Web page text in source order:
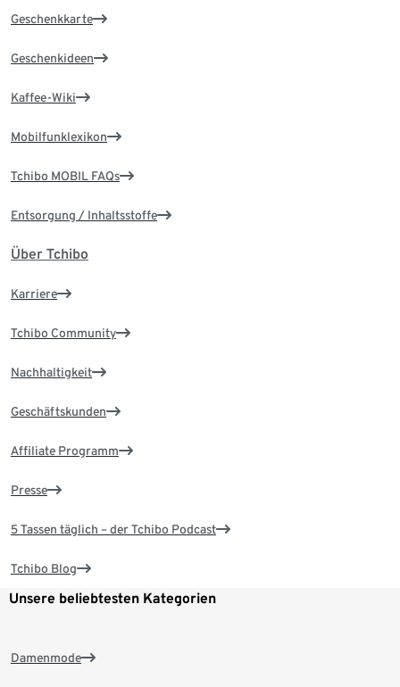
Geschenkkarte
Geschenkideen
Kaffee-Wiki
Mobilfunklexikon
Tchibo MOBIL FAQs
Entsorgung / Inhaltsstoffe
Über Tchibo
Karriere
Tchibo Community
Nachhaltigkeit
Geschäftskunden
Affiliate Programm
Presse
5 Tassen täglich – der Tchibo Podcast
Tchibo Blog
Unsere beliebtesten Kategorien
Damenmode